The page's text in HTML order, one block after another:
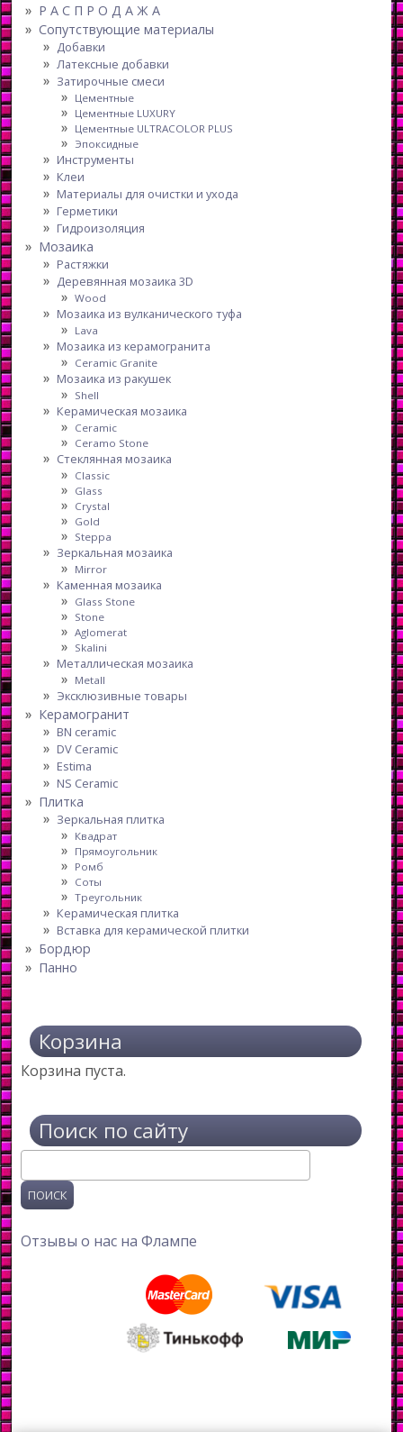
Р А С П Р О Д А Ж А
Сопутствующие материалы
Добавки
Латексные добавки
Затирочные смеси
Цементные
Цементные LUXURY
Цементные ULTRACOLOR PLUS
Эпоксидные
Инструменты
Клеи
Материалы для очистки и ухода
Герметики
Гидроизоляция
Мозаика
Растяжки
Деревянная мозаика 3D
Wood
Мозаика из вулканического туфа
Lava
Мозаика из керамогранита
Ceramic Granite
Мозаика из ракушек
Shell
Керамическая мозаика
Ceramic
Ceramo Stone
Стеклянная мозаика
Classic
Glass
Crystal
Gold
Steppa
Зеркальная мозаика
Mirror
Каменная мозаика
Glass Stone
Stone
Aglomerat
Skalini
Металлическая мозаика
Metall
Эксклюзивные товары
Керамогранит
BN ceramic
DV Ceramic
Estima
NS Ceramic
Плитка
Зеркальная плитка
Квадрат
Прямоугольник
Ромб
Соты
Треугольник
Керамическая плитка
Вставка для керамической плитки
Бордюр
Панно
Корзина
Корзина пуста.
Поиск по сайту
Отзывы о нас на Флампе